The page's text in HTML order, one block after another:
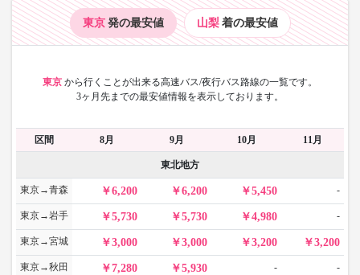
東京 発の最安値 山梨 着の最安値
東京 から行くことが出来る高速バス/夜行バス路線の一覧です。
3ヶ月先までの最安値情報を表示しております。
区間 8月 9月 10月 11月
東北地方
東京→青森 6,200 6,200 5,450 -
東京→岩手 5,730 5,730 4,980 -
東京→宮城 3,000 3,000 3,200 3,200
東京→秋田 7,280 5,930 - -